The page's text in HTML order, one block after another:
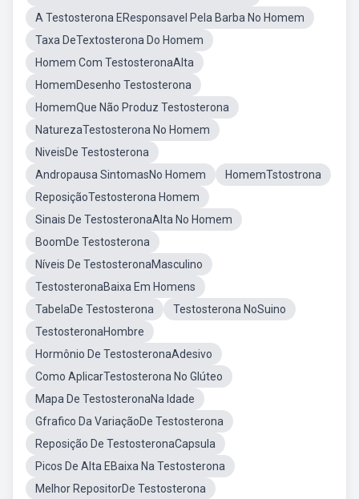
A Testosterona EResponsavel Pela Barba No Homem
Taxa DeTextosterona Do Homem
Homem Com TestosteronaAlta
HomemDesenho Testosterona
HomemQue Não Produz Testosterona
NaturezaTestosterona No Homem
NiveisDe Testosterona
Andropausa SintomasNo Homem
HomemTstostrona
ReposiçãoTestosterona Homem
Sinais De TestosteronaAlta No Homem
BoomDe Testosterona
Níveis De TestosteronaMasculino
TestosteronaBaixa Em Homens
TabelaDe Testosterona
Testosterona NoSuino
TestosteronaHombre
Hormônio De TestosteronaAdesivo
Como AplicarTestosterona No Glúteo
Mapa De TestosteronaNa Idade
Gfrafico Da VariaçãoDe Testosterona
Reposição De TestosteronaCapsula
Picos De Alta EBaixa Na Testosterona
Melhor RepositorDe Testosterona